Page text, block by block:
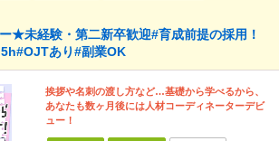
★未経験・第二新卒歓迎#育成前提の採用！
あり#副業OK
挨拶や名刺の渡し方など…基礎から学べるから、
あなたも数ヶ月後には人材コーディネーターデビ
ュー！